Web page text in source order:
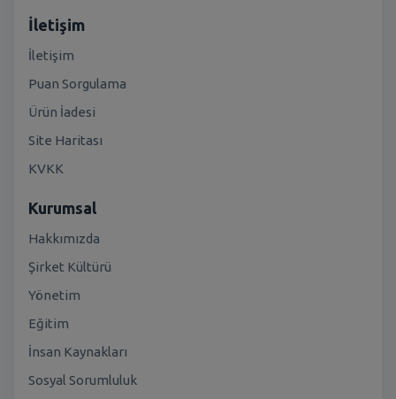
İletişim
İletişim
Puan Sorgulama
Ürün İadesi
Site Haritası
KVKK
Kurumsal
Hakkımızda
Şirket Kültürü
Yönetim
Eğitim
İnsan Kaynakları
Sosyal Sorumluluk